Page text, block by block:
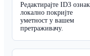
Редактирајте ID3
локално покријте
уметност у вашем
претраживачу.